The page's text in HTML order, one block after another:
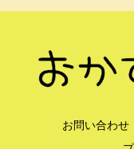
お問い合わせ